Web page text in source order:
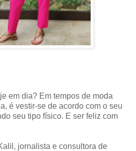
em dia? Em tempos de moda
é vestir-se de acordo com o seu
seu tipo físico. E ser feliz com
jornalista e consultora de